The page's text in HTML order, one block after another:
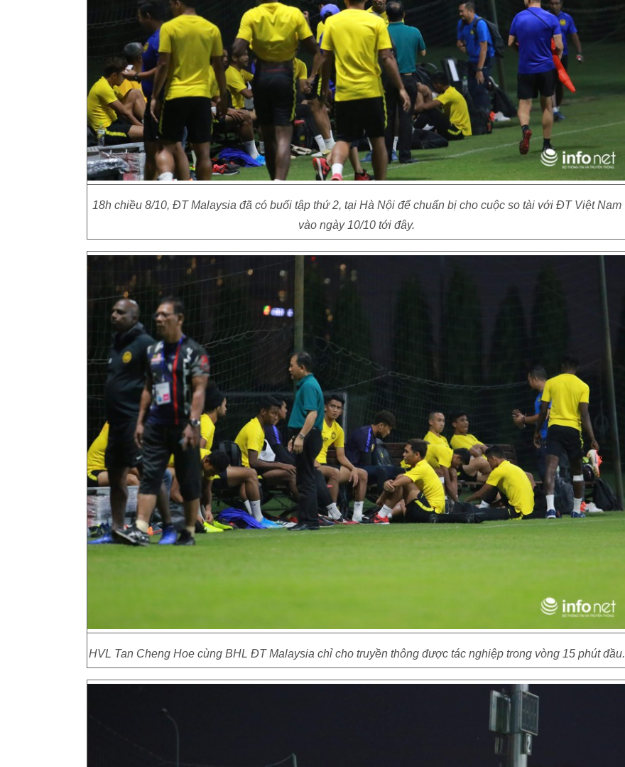
18h chiều 8/10, ĐT Malaysia đã có buổi tập thứ 2, tại Hà Nội để chuẩn bị cho cuộc so tài với ĐT Việt Nam
vào ngày 10/10 tới đây.
HVL Tan Cheng Hoe cùng BHL ĐT Malaysia chỉ cho truyền thông được tác nghiệp trong vòng 15 phút đầu.